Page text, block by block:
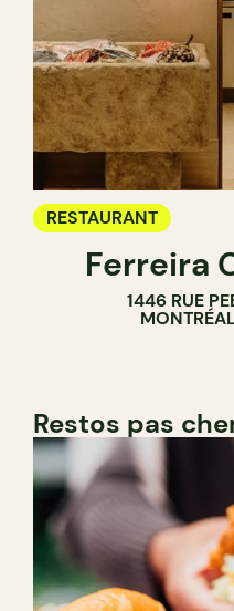
RESTAURANT
Ferreira
1446 RUE
MONTRÉAL
Restos pas